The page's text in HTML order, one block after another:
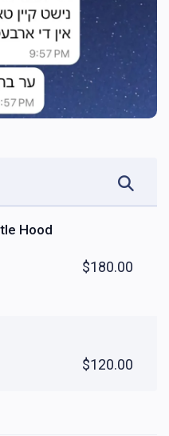
Hood
$180.00
$120.00